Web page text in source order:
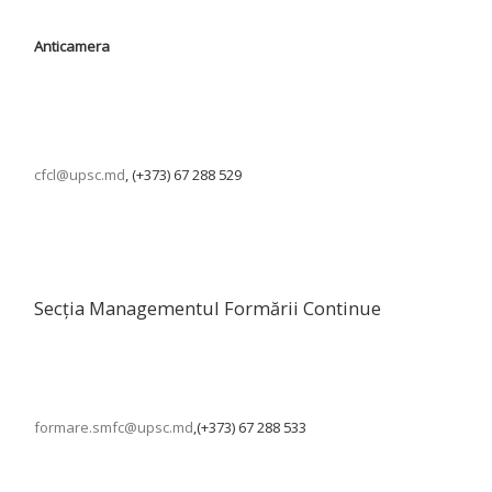
Anticamera
cfcl@upsc.md, (+373) 67 288 529
Secția Managementul Formării Continue
formare.smfc@upsc.md,(+373) 67 288 533